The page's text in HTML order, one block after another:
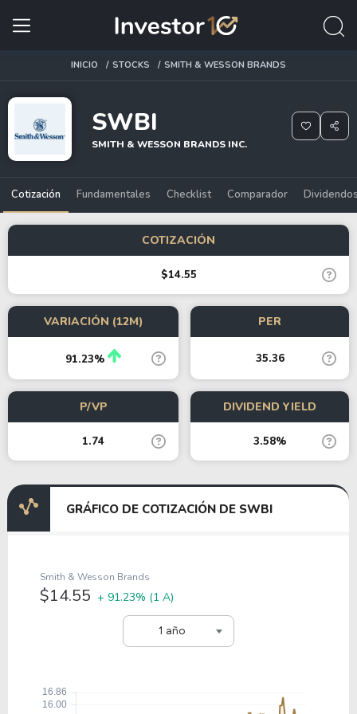
INICIO STOCKS SMITH & WESSON BRANDS
SWBI
SMITH & WESSON BRANDS INC.
Cotización Fundamentales Checklist Comparador
COTIZACIÓN
$14.55
VARIACIÓN (12M)
91.23%
PER
35.36
P/VP
1.74
DIVIDEND YIELD
3.58%
GRÁFICO DE COTIZACIÓN DE SWBI
1 año
Smith & Wesson Brands
$14.55 + 91.23% (1 A)